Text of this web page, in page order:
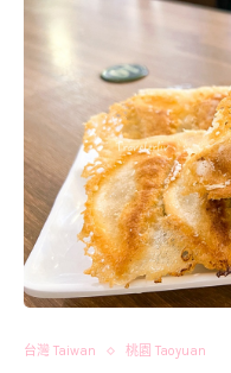
台灣 Taiwan 桃園 Taoyuan